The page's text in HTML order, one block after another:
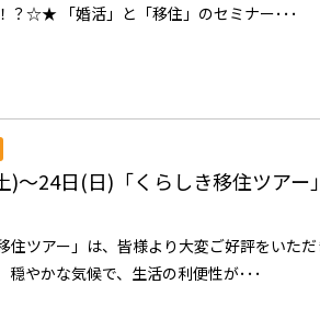
☆★ 「婚活」と「移住」のセミナー･･･
)～24日(日)「くらしき移住ツア
ツアー」は、皆様より大変ご好評をいただ
穏やかな気候で、生活の利便性が･･･